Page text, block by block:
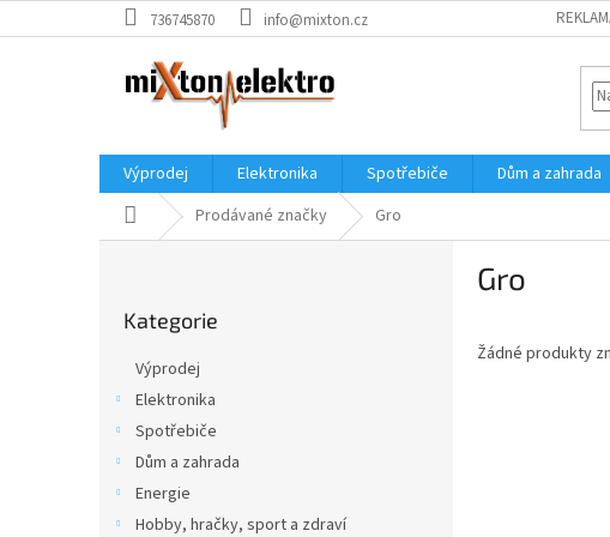
na
736745870 info@mixton.cz
Výprodej Elektronika Spotřebiče Dům a zahrada
Domů Prodávané značky Gro
kategorie
Kategorie
Výprodej
Elektronika
Spotřebiče
Dům a zahrada
Energie
Hobby, hračky, sport a zdraví
Gro
Žádné produkty